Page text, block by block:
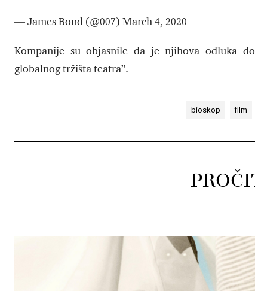
— James Bond (@007) March 4, 2020
Kompanije su objasnile da je njihova odluka
globalnog tržišta teatra”.
bioskop film